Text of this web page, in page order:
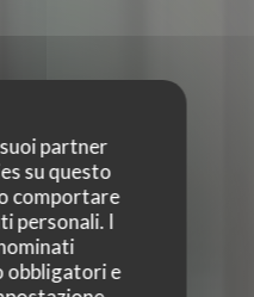
partner
su questo
comportare
personali. I
obbligatori e